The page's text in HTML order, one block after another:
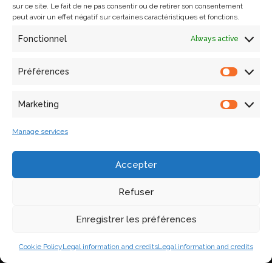
sur ce site. Le fait de ne pas consentir ou de retirer son consentement
peut avoir un effet négatif sur certaines caractéristiques et fonctions.
Fonctionnel Always active
Préférences
Marketing
Manage services
Accepter
Refuser
Enregistrer les préférences
Cookie PolicyLegal information and creditsLegal information and credits
More information coming soon